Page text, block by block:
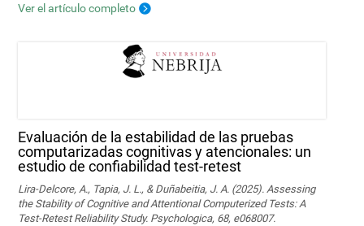
Ver el artículo completo
Evaluación de la estabilidad de las pruebas
computarizadas cognitivas y atencionales: un
estudio de confiabilidad test-retest
Lira-Delcore, A., Tapia, J. L., & Duñabeitia, J. A. (2025). Assessing
the Stability of Cognitive and Attentional Computerized Tests: A
Test-Retest Reliability Study. Psychologica, 68, e068007.